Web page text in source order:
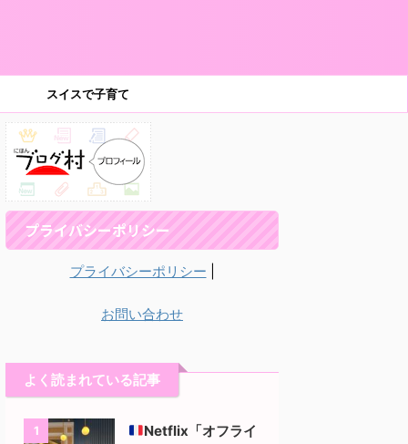
スイスで子育て
プライバシーポリシー
プライバシーポリシー
お問い合わせ
よく読まれている記事
1
Netflix「オフライ